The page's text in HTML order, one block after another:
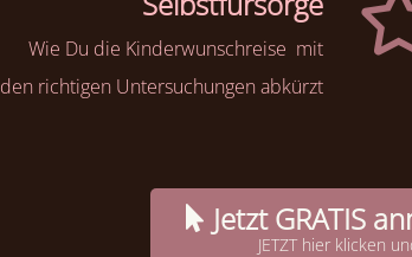
Wie Du die Kinderwunschreise mit
den richtigen Untersuchungen abkürzt
Jetzt GRATIS
JETZT hier klicken